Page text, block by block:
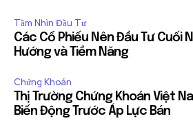
Tầm Nhìn Đầu Tư
Các Cổ Phiếu Nên Đầu Tư Cuối
Hướng và Tiềm Năng
Chứng Khoán
Thị Trường Chứng Khoán Việt
Biến Động Trước Áp Lực Bán